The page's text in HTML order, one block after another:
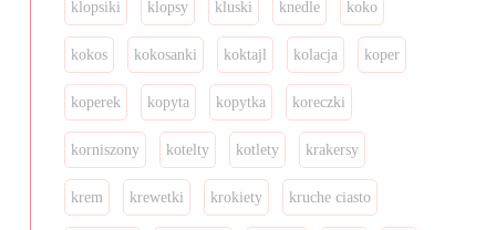
klopsiki klopsy kluski knedle koko
kokos kokosanki koktajl kolacja koper
koperek kopyta kopytka koreczki
korniszony kotelty kotlety krakersy
krem krewetki krokiety kruche ciasto